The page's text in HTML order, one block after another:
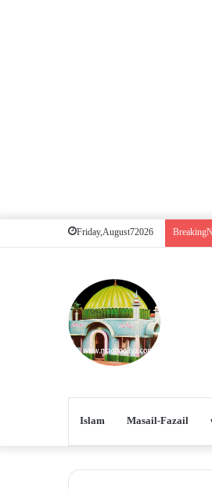
Friday, August 7 2026 Breaking
Islam Masail-Fazail